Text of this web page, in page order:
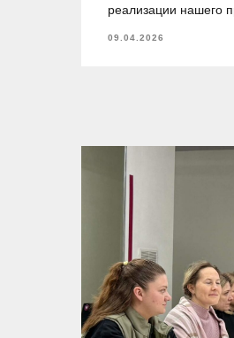
реализации нашего
09.04.2026